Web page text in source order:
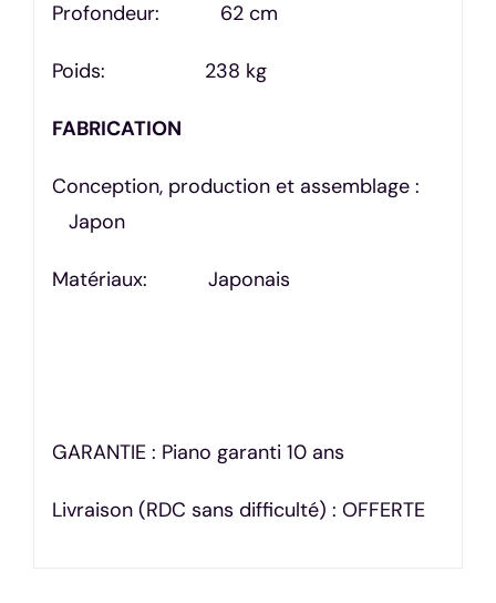
Profondeur: 62 cm
Poids: 238 kg
FABRICATION
Conception, production et assemblage :
Japon
Matériaux: Japonais
GARANTIE : Piano garanti 10 ans
Livraison (RDC sans difficulté) : OFFERTE